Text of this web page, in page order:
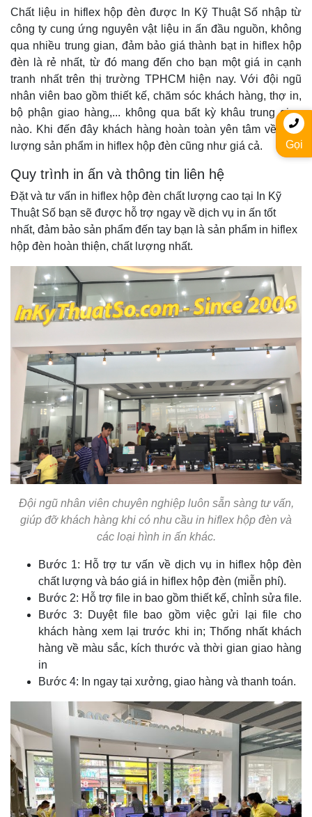
Chất liệu in hiflex hộp đèn được In Kỹ Thuật Số nhập từ
công ty cung ứng nguyên vật liệu in ấn đầu nguồn, không
qua nhiều trung gian, đảm bảo giá thành bạt in hiflex hộp
đèn là rẻ nhất, từ đó mang đến cho bạn một giá in cạnh
tranh nhất trên thị trường TPHCM hiện nay. Với đội ngũ
nhân viên bao gồm thiết kế, chăm sóc khách hàng, thợ in,
bộ phận giao hàng,... không qua bất kỳ khâu trung gian
nào. Khi đến đây khách hàng hoàn toàn yên tâm về chất
lượng sản phẩm in hiflex hộp đèn cũng như giá cả.
Quy trình in ấn và thông tin liên hệ
Đặt và tư vấn in hiflex hộp đèn chất lượng cao tại In Kỹ
Thuật Số bạn sẽ được hỗ trợ ngay về dịch vụ in ấn tốt
nhất, đảm bảo sản phẩm đến tay bạn là sản phẩm in hiflex
hộp đèn hoàn thiện, chất lượng nhất.
Đội ngũ nhân viên chuyên nghiệp luôn sẵn sàng tư vấn,
giúp đỡ khách hàng khi có nhu cầu in hiflex hộp đèn và
các loại hình in ấn khác.
Bước 1: Hỗ trợ tư vấn về dịch vụ in hiflex hộp đèn
chất lượng và báo giá in hiflex hộp đèn (miễn phí).
Bước 2: Hỗ trợ file in bao gồm thiết kế, chỉnh sửa file.
Bước 3: Duyệt file bao gồm việc gửi lại file cho
khách hàng xem lại trước khi in; Thống nhất khách
hàng về màu sắc, kích thước và thời gian giao hàng
in
Bước 4: In ngay tại xưởng, giao hàng và thanh toán.
Gọi